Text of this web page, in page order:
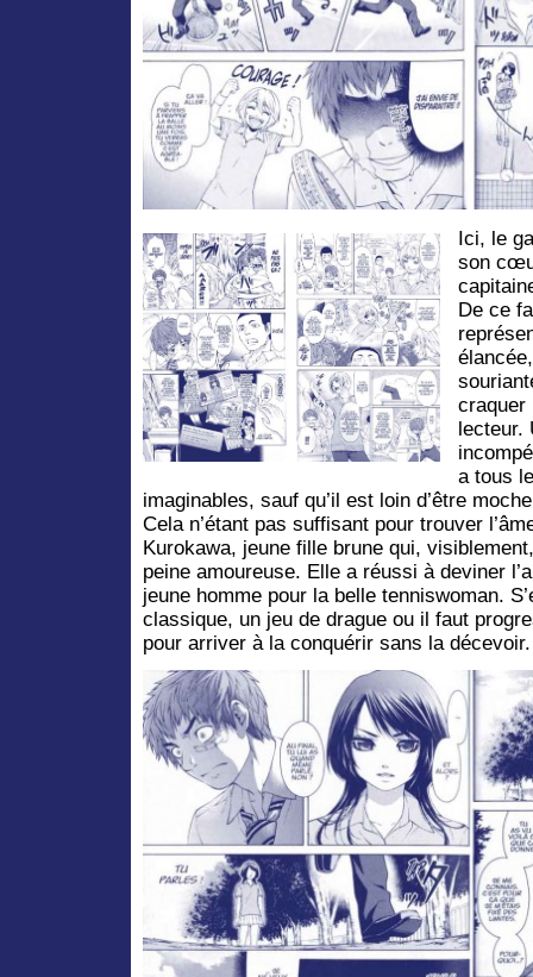
Ici, le
son
De ce
craquer
lecteur.
a tous
imaginables, sauf qu’il est loin d’être
Cela n’étant pas suffisant pour trouver
Kurokawa, jeune fille brune qui,
peine amoureuse. Elle a réussi à deviner
jeune homme pour la belle tenniswoman.
classique, un jeu de drague ou il faut
pour arriver à la conquérir sans la décevoir.